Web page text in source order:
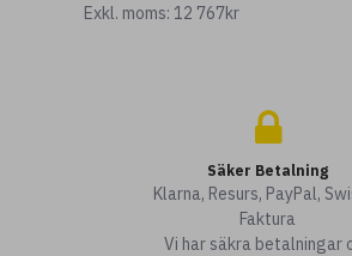
Exkl. moms: 12 767kr
Säker Betalning
Klarna, Resurs, PayPal,
Faktura
Vi har säkra betalningar